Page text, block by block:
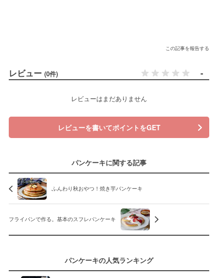
この記事を報告する
レビュー (0件) -
レビューはまだありません
レビューを書いてポイントをGET
パンケーキに関する記事
ふんわり秋おやつ！焼き芋パンケーキ
フライパンで作る。基本のスフレパンケーキ
パンケーキの人気ランキング